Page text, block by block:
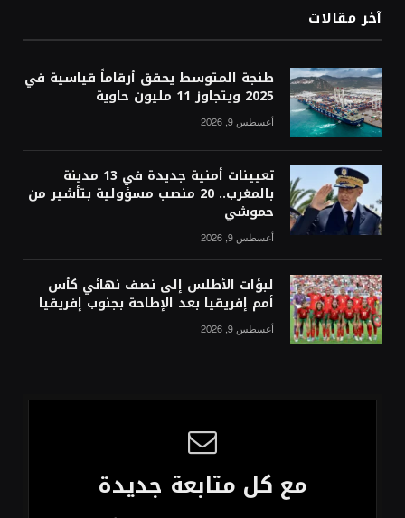
آخر مقالات
طنجة المتوسط يحقق أرقاماً قياسية في
2025 ويتجاوز 11 مليون حاوية
أغسطس 9, 2026
تعيينات أمنية جديدة في 13 مدينة
بالمغرب.. 20 منصب مسؤولية بتأشير من
حموشي
أغسطس 9, 2026
لبؤات الأطلس إلى نصف نهائي كأس
أمم إفريقيا بعد الإطاحة بجنوب إفريقيا
أغسطس 9, 2026
مع كل متابعة جديدة